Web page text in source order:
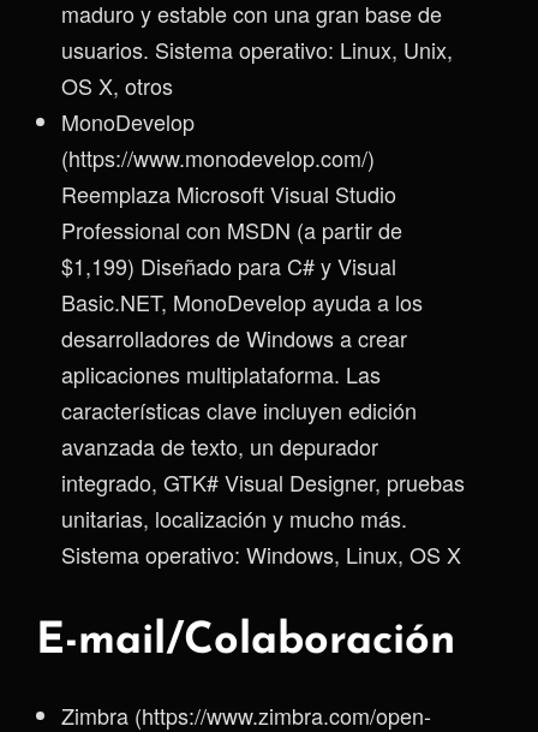
maduro y estable con una gran base de
usuarios. Sistema operativo: Linux, Unix,
OS X, otros
MonoDevelop
(https://www.monodevelop.com/)
Reemplaza Microsoft Visual Studio
Professional con MSDN (a partir de
$1,199) Diseñado para C# y Visual
Basic.NET, MonoDevelop ayuda a los
desarrolladores de Windows a crear
aplicaciones multiplataforma. Las
características clave incluyen edición
avanzada de texto, un depurador
integrado, GTK# Visual Designer, pruebas
unitarias, localización y mucho más.
Sistema operativo: Windows, Linux, OS X
E-mail/Colaboración
Zimbra (https://www.zimbra.com/open-